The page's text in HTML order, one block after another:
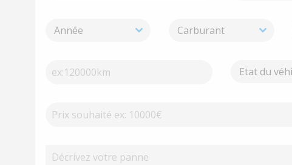
Année Carburant
Etat du